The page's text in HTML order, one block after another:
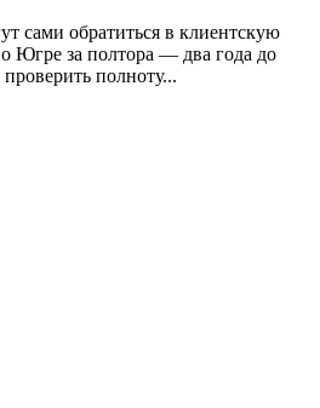
сами обратиться в клиентскую
Югре за полтора — два года до
полноту...